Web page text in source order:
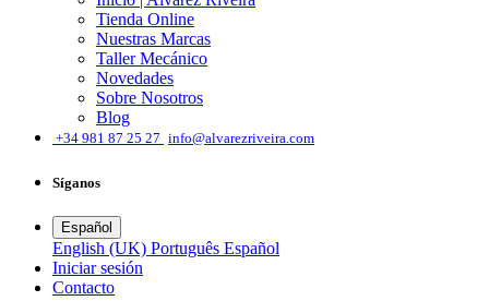
Tienda Online
Nuestras Marcas
Taller Mecánico
Novedades
Sobre Nosotros
Blog
+34 981 87 25 27 info@alvarezriveira.com
Síganos
Español
English (UK) Português Español
Iniciar sesión
​Contacto